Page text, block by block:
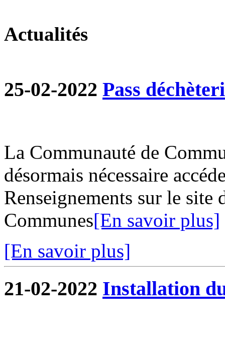
Actualités
25-02-2022 Pass
La Communauté de
désormais nécessaire
Renseignements sur le site
Communes[En savoir plus]
[En savoir plus]
21-02-2022 Installation